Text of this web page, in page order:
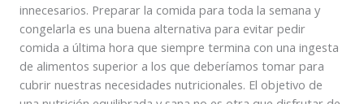
innecesarios. Preparar la comida para toda la semana y
congelarla es una buena alternativa para evitar pedir
comida a última hora que siempre termina con una ingesta
de alimentos superior a los que deberíamos tomar para
cubrir nuestras necesidades nutricionales. El objetivo de